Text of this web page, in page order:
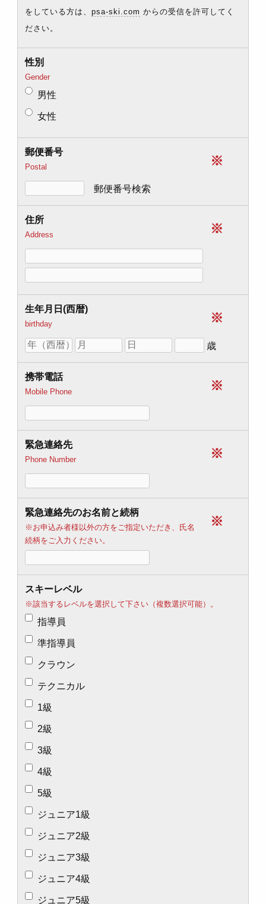
をしている方は、 psa-ski.com からの受信を許可してく
ださい。
性別
Gender
男性
女性
※
郵便番号
Postal
郵便番号検索
※
住所
Address
※
生年月日(西暦)
birthday
歳
※
携帯電話
Mobile Phone
※
緊急連絡先
Phone Number
※
緊急連絡先のお名前と続柄
※お申込み者様以外の方をご指定いただき、氏名
続柄をご入力ください。
スキーレベル
※該当するレベルを選択して下さい（複数選択可能）。
指導員
準指導員
クラウン
テクニカル
1級
2級
3級
4級
5級
ジュニア1級
ジュニア2級
ジュニア3級
ジュニア4級
ジュニア5級